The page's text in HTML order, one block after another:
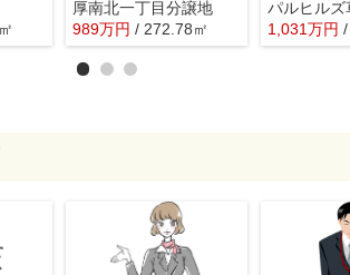
厚南北一丁目分譲地
989万円 / 272.78㎡
パルヒルズ
1,031万円